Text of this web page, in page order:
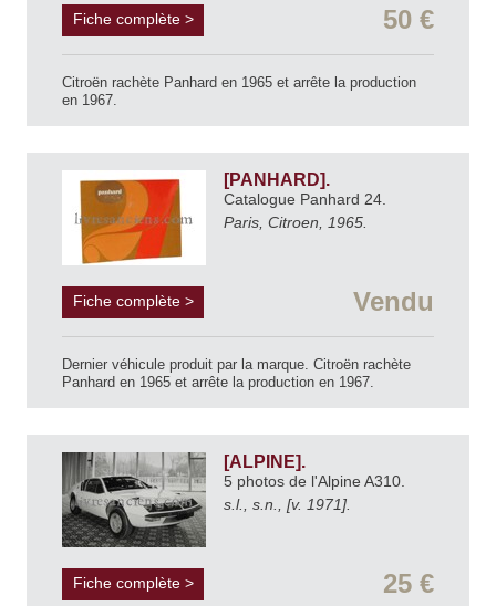
Fiche complète > 50 €
Citroën rachète Panhard en 1965 et arrête la production
en 1967.
[PANHARD].
Catalogue Panhard 24.
Paris, Citroen, 1965.
Fiche complète > Vendu
Dernier véhicule produit par la marque. Citroën rachète
Panhard en 1965 et arrête la production en 1967.
[ALPINE].
5 photos de l'Alpine A310.
s.l., s.n., [v. 1971].
Fiche complète > 25 €